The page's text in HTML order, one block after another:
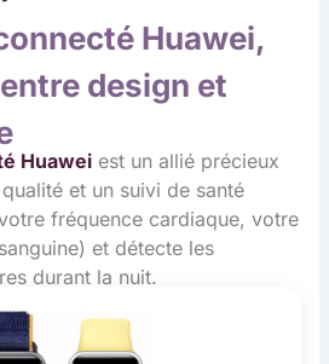
Huawei,
design et
Huawei est un allié précieux
et un suivi de santé
fréquence cardiaque, votre
et détecte les
durant la nuit.